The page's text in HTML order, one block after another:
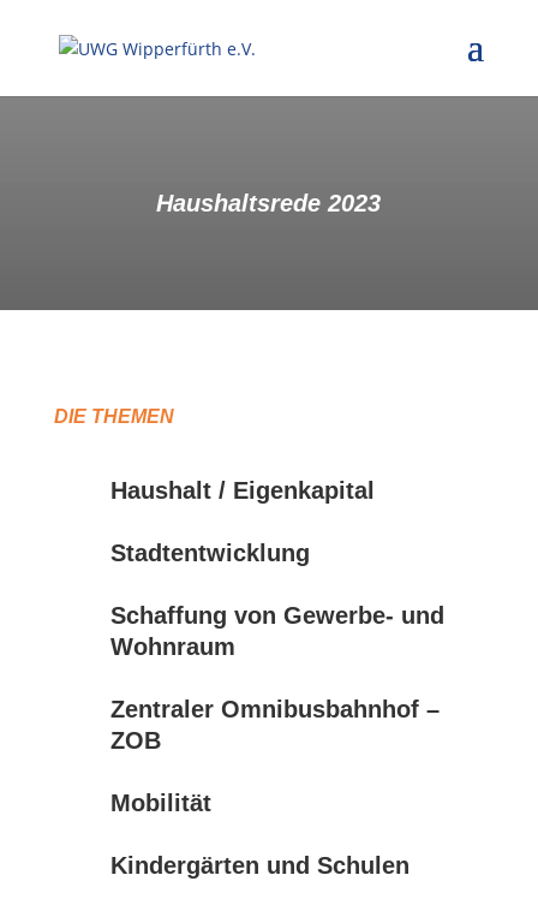
Haushaltsrede 2023
DIE THEMEN
Haushalt / Eigenkapital
Stadtentwicklung
Schaffung von Gewerbe- und
Wohnraum
Zentraler Omnibusbahnhof –
ZOB
Mobilität
Kindergärten und Schulen